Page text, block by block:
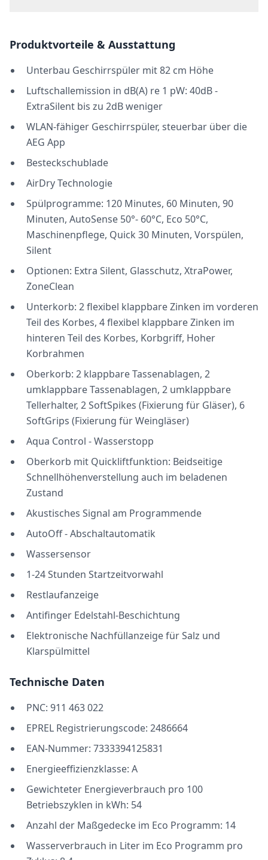
Produktvorteile & Ausstattung
Unterbau Geschirrspüler mit 82 cm Höhe
Luftschallemission in dB(A) re 1 pW: 40dB -
ExtraSilent bis zu 2dB weniger
WLAN-fähiger Geschirrspüler, steuerbar über die
AEG App
Besteckschublade
AirDry Technologie
Spülprogramme: 120 Minutes, 60 Minuten, 90
Minuten, AutoSense 50°- 60°C, Eco 50°C,
Maschinenpflege, Quick 30 Minuten, Vorspülen,
Silent
Optionen: Extra Silent, Glasschutz, XtraPower,
ZoneClean
Unterkorb: 2 flexibel klappbare Zinken im vorderen
Teil des Korbes, 4 flexibel klappbare Zinken im
hinteren Teil des Korbes, Korbgriff, Hoher
Korbrahmen
Oberkorb: 2 klappbare Tassenablagen, 2
umklappbare Tassenablagen, 2 umklappbare
Tellerhalter, 2 SoftSpikes (Fixierung für Gläser), 6
SoftGrips (Fixierung für Weingläser)
Aqua Control - Wasserstopp
Oberkorb mit Quickliftfunktion: Beidseitige
Schnellhöhenverstellung auch im beladenen
Zustand
Akustisches Signal am Programmende
AutoOff - Abschaltautomatik
Wassersensor
1-24 Stunden Startzeitvorwahl
Restlaufanzeige
Antifinger Edelstahl-Beschichtung
Elektronische Nachfüllanzeige für Salz und
Klarspülmittel
Technische Daten
PNC: 911 463 022
EPREL Registrierungscode: 2486664
EAN-Nummer: 7333394125831
Energieeffizienzklasse: A
Gewichteter Energieverbrauch pro 100
Betriebszyklen in kWh: 54
Anzahl der Maßgedecke im Eco Programm: 14
Wasserverbrauch in Liter im Eco Programm pro